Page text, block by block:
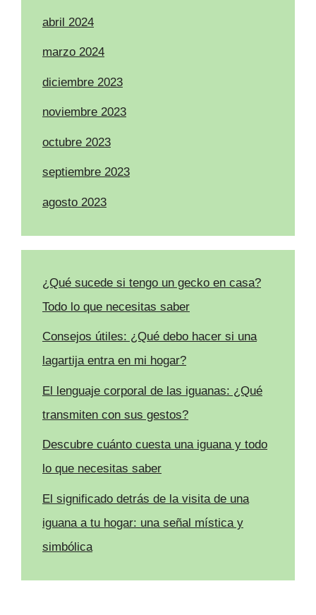
abril 2024
marzo 2024
diciembre 2023
noviembre 2023
octubre 2023
septiembre 2023
agosto 2023
¿Qué sucede si tengo un gecko en casa?
Todo lo que necesitas saber
Consejos útiles: ¿Qué debo hacer si una
lagartija entra en mi hogar?
El lenguaje corporal de las iguanas: ¿Qué
transmiten con sus gestos?
Descubre cuánto cuesta una iguana y todo
lo que necesitas saber
El significado detrás de la visita de una
iguana a tu hogar: una señal mística y
simbólica